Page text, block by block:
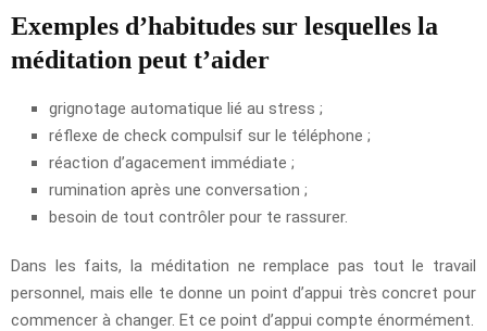
Exemples d’habitudes sur lesquelles la
méditation peut t’aider
grignotage automatique lié au stress ;
réflexe de check compulsif sur le téléphone ;
réaction d’agacement immédiate ;
rumination après une conversation ;
besoin de tout contrôler pour te rassurer.
Dans les faits, la méditation ne remplace pas tout le travail
personnel, mais elle te donne un point d’appui très concret pour
commencer à changer. Et ce point d’appui compte énormément.